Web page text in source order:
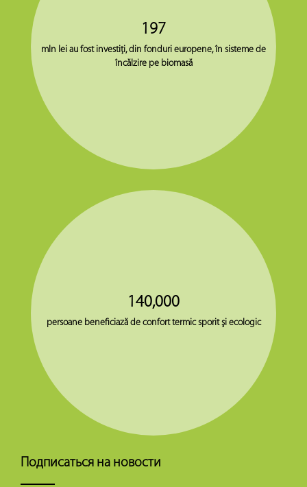
197
mln lei au fost investiţi, din fonduri europene, în sisteme de
încălzire pe biomasă
140,000
persoane beneficiază de confort termic sporit şi ecologic
Подписаться на новости